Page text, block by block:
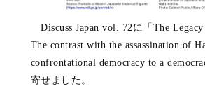
Discuss Japan vol. 72に「The
The contrast with the assassination of
confrontational democracy to a
寄せました。